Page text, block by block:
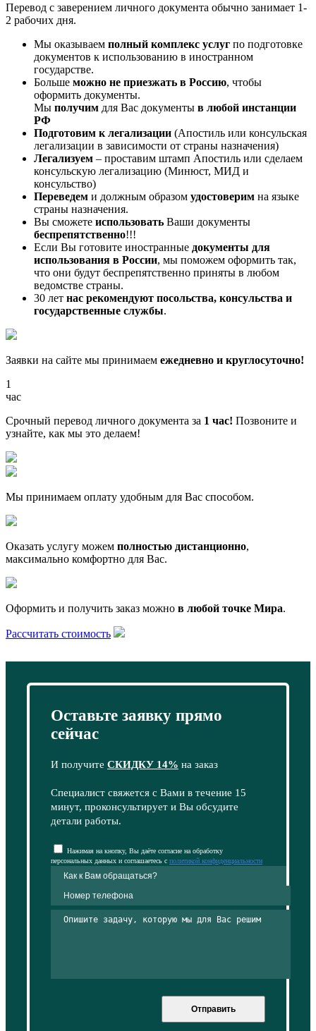
Перевод с заверением личного документа обычно занимает 1-
2 рабочих дня.
Мы оказываем полный комплекс услуг по подготовке
документов к использованию в иностранном
государстве.
Больше можно не приезжать в Россию, чтобы
оформить документы.
Мы получим для Вас документы в любой инстанции
РФ
Подготовим к легализации (Апостиль или консульская
легализации в зависимости от страны назначения)
Легализуем – проставим штамп Апостиль или сделаем
консульскую легализацию (Минюст, МИД и
консульство)
Переведем и должным образом удостоверим на языке
страны назначения.
Вы сможете использовать Ваши документы
беспрепятственно!!!
Если Вы готовите иностранные документы для
использования в России, мы поможем оформить так,
что они будут беспрепятственно приняты в любом
ведомстве страны.
30 лет нас рекомендуют посольства, консульства и
государственные службы.
Заявки на сайте мы принимаем ежедневно и круглосуточно!
1
час
Срочный перевод личного документа за 1 час! Позвоните и
узнайте, как мы это делаем!
Мы принимаем оплату удобным для Вас способом.
Оказать услугу можем полностью дистанционно,
максимально комфортно для Вас.
Оформить и получить заказ можно в любой точке Мира.
Рассчитать стоимость
Оставьте заявку прямо
сейчас
И получите СКИДКУ 14% на заказ
Специалист свяжется с Вами в течение 15
минут, проконсультирует и Вы обсудите
детали работы.
Нажимая на кнопку, Вы даёте согласие на обработку
персональных данных и соглашаетесь с политикой конфиденциальности
Отправить